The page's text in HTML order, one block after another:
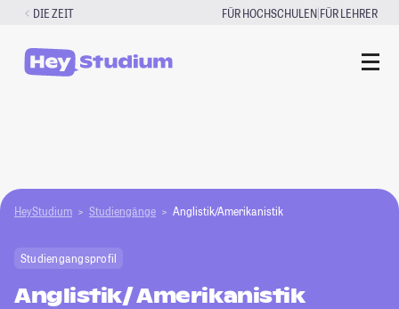
Zum
springen
DIE ZEIT FÜR HOCHSCHULEN|FÜR LEHRER
HeyStudium Studiengänge Anglistik/Amerikanistik
Studiengangsprofil
Anglistik/ Amerikanistik